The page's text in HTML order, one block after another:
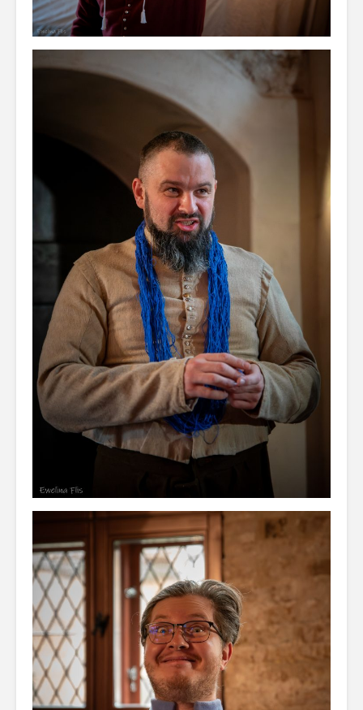
historycznych
„W braterstwie,
zwycięstwo
osiągniemy” –
rozkazy dla floty
bitwy oliwskiej 1627
XVI-XVII